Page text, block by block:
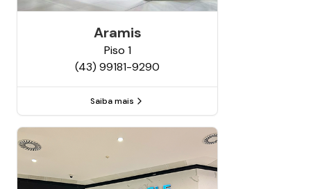
Aramis
Piso 1
(43) 99181-9290
Saiba mais